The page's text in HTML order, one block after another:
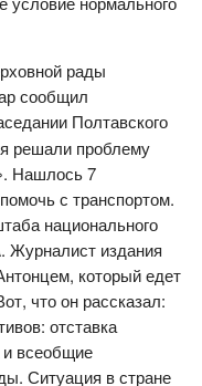
рады
сообщил
Полтавского
решали проблему
Нашлось 7
с транспортом.
национального
Журналист издания
который едет
что он рассказал:
отставка
и всеобщие
Ситуация в стране